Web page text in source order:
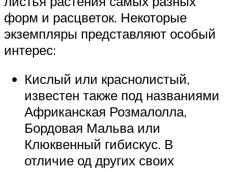
форм и расцветок. Некоторые
экземпляры представляют особый
интерес:
Кислый или краснолистый,
известен также под названиями
Африканская Розмалолла,
Бордовая Мальва или
Клюквенный гибискус. В
отличие од других своих